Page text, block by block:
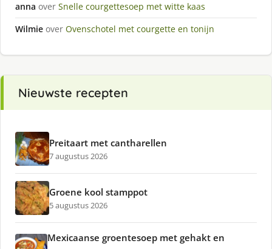
anna over Snelle courgettesoep met witte kaas
Wilmie over Ovenschotel met courgette en tonijn
Nieuwste recepten
Preitaart met cantharellen
7 augustus 2026
Groene kool stamppot
5 augustus 2026
Mexicaanse groentesoep met gehakt en